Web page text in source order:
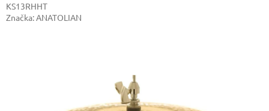
KS13RHHT
Značka:ANATOLIAN